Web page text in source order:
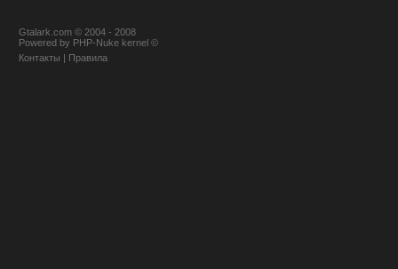
Gtalark.com © 2004 - 2008
Powered by PHP-Nuke kernel ©
Контакты | Правила